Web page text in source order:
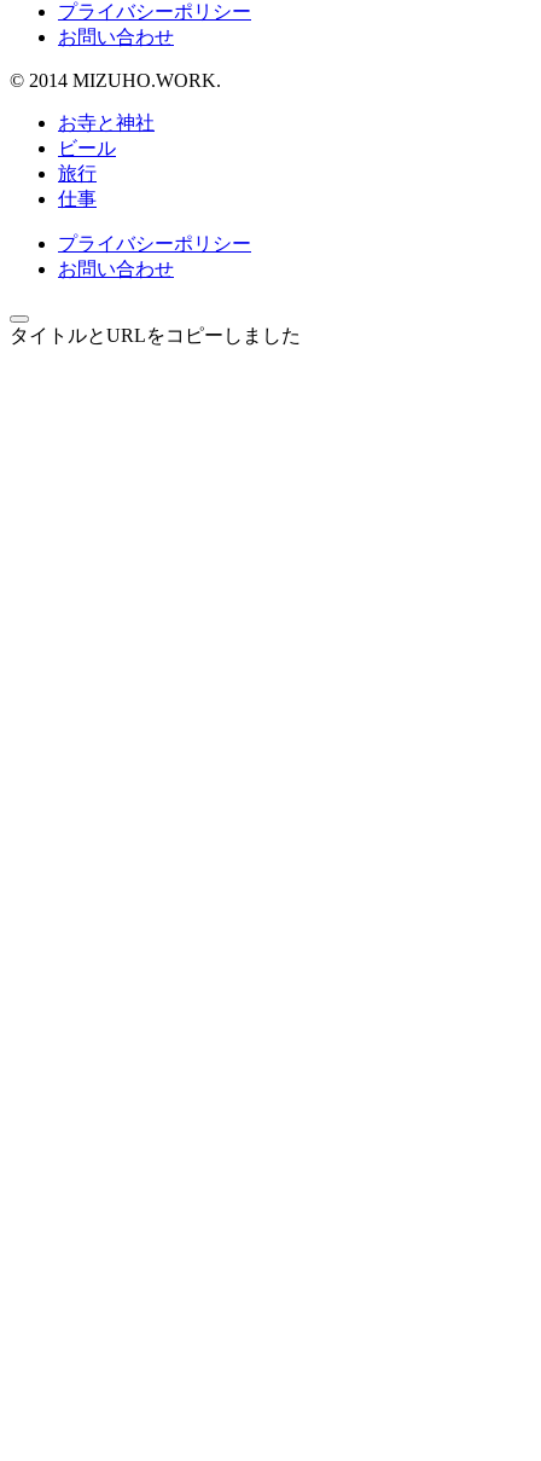
プライバシーポリシー
お問い合わせ
© 2014 MIZUHO.WORK.
お寺と神社
ビール
旅行
仕事
プライバシーポリシー
お問い合わせ
タイトルとURLをコピーしました